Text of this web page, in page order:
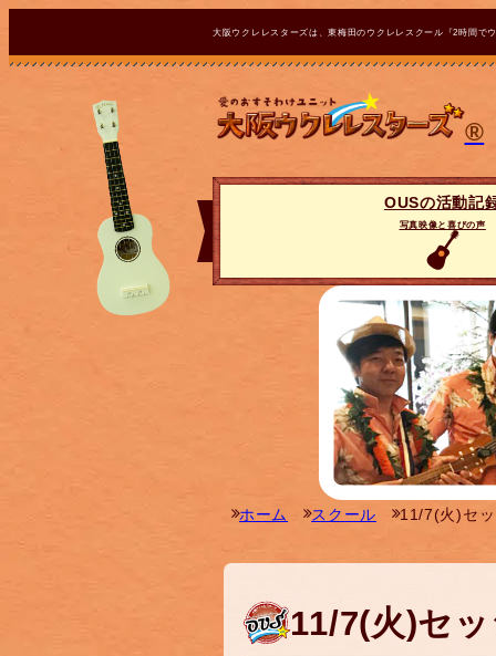
大阪ウクレレスターズは、東梅田のウクレレスクール『2時間で
®
OUSの活動記
写真映像と喜びの声
ホーム スクール 11/7(火)セ
11/7(火)セ